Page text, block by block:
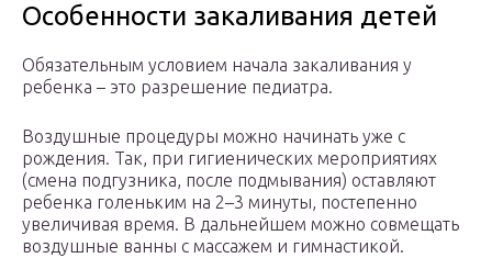
Особенности закаливания детей
Обязательным условием начала закаливания у
ребенка – это разрешение педиатра.
Воздушные процедуры можно начинать уже с
рождения. Так, при гигиенических мероприятиях
(смена подгузника, после подмывания) оставляют
ребенка голеньким на 2–3 минуты, постепенно
увеличивая время. В дальнейшем можно совмещать
воздушные ванны с массажем и гимнастикой.